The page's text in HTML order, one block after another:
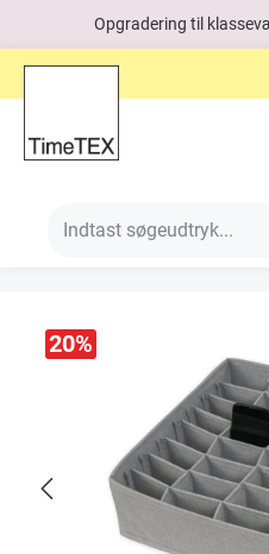
Opgradering til
20%